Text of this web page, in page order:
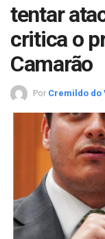
tentar
critica o
Camarão
Por Cremildo do